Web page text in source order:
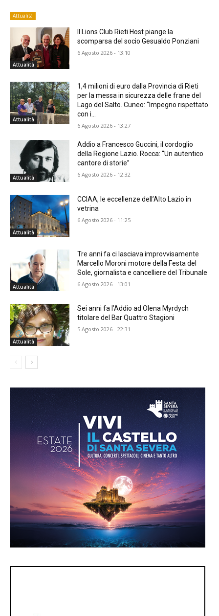
Attualità
Attualità
Il Lions Club Rieti Host piange la
scomparsa del socio Gesualdo Ponziani
6 Agosto 2026 - 13:10
Attualità
1,4 milioni di euro dalla Provincia di Rieti
per la messa in sicurezza delle frane del
Lago del Salto. Cuneo: “Impegno rispettato
con i...
6 Agosto 2026 - 13:27
Attualità
Addio a Francesco Guccini, il cordoglio
della Regione Lazio. Rocca: “Un autentico
cantore di storie”
6 Agosto 2026 - 12:32
Attualità
CCIAA, le eccellenze dell’Alto Lazio in
vetrina
6 Agosto 2026 - 11:25
Attualità
Tre anni fa ci lasciava improvvisamente
Marcello Moroni motore della Festa del
Sole, giornalista e cancelliere del Tribunale
6 Agosto 2026 - 13:01
Attualità
Sei anni fa l’Addio ad Olena Myrdych
titolare del Bar Quattro Stagioni
5 Agosto 2026 - 22:31